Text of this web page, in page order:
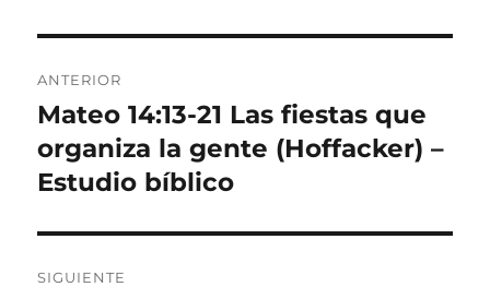
de
entradas
ANTERIOR
Entrada
anterior:
Mateo 14:13-21 Las fiestas que
organiza la gente (Hoffacker) –
Estudio bíblico
SIGUIENTE